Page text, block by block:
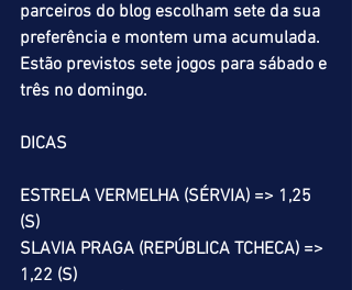
parceiros do blog escolham sete da sua
preferência e montem uma acumulada.
Estão previstos sete jogos para sábado e
três no domingo.
DICAS
ESTRELA VERMELHA (SÉRVIA) => 1,25
(S)
SLAVIA PRAGA (REPÚBLICA TCHECA) =>
1,22 (S)